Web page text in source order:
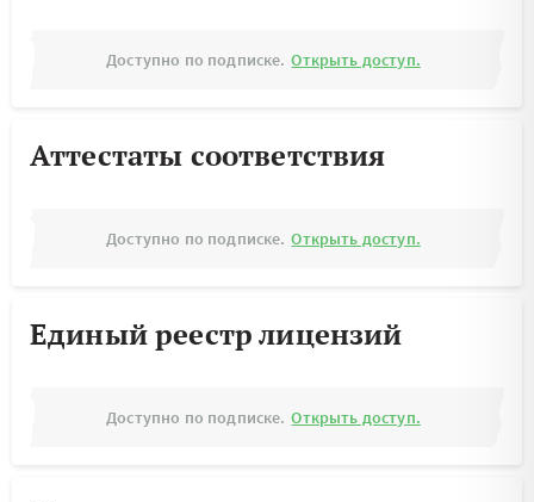
Доступно по подписке. Открыть доступ.
Аттестаты соответствия
Доступно по подписке. Открыть доступ.
Единый реестр лицензий
Доступно по подписке. Открыть доступ.